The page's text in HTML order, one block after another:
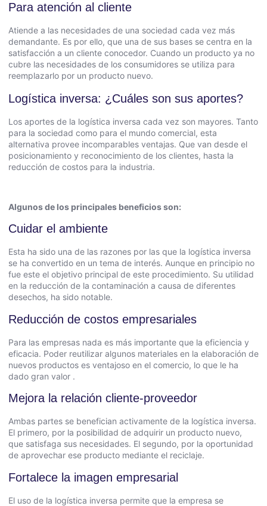
Para atención al cliente
Atiende a las necesidades de una sociedad cada vez más
demandante. Es por ello, que una de sus bases se centra en la
satisfacción a un cliente conocedor. Cuando un producto ya no
cubre las necesidades de los consumidores se utiliza para
reemplazarlo por un producto nuevo.
Logística inversa: ¿Cuáles son sus aportes?
Los aportes de la logística inversa cada vez son mayores. Tanto
para la sociedad como para el mundo comercial, esta
alternativa provee incomparables ventajas. Que van desde el
posicionamiento y reconocimiento de los clientes, hasta la
reducción de costos para la industria.
Algunos de los principales beneficios son:
Cuidar el ambiente
Esta ha sido una de las razones por las que la logística inversa
se ha convertido en un tema de interés. Aunque en principio no
fue este el objetivo principal de este procedimiento. Su utilidad
en la reducción de la contaminación a causa de diferentes
desechos, ha sido notable.
Reducción de costos empresariales
Para las empresas nada es más importante que la eficiencia y
eficacia. Poder reutilizar algunos materiales en la elaboración de
nuevos productos es ventajoso en el comercio, lo que le ha
dado gran valor .
Mejora la relación cliente-proveedor
Ambas partes se benefician activamente de la logística inversa.
El primero, por la posibilidad de adquirir un producto nuevo,
que satisfaga sus necesidades. El segundo, por la oportunidad
de aprovechar ese producto mediante el reciclaje.
Fortalece la imagen empresarial
El uso de la logística inversa permite que la empresa se